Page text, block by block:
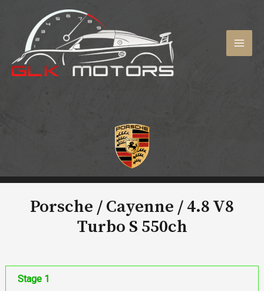
contenu
Porsche / Cayenne /4.8 V8
Turbo S 550ch
Stage 1